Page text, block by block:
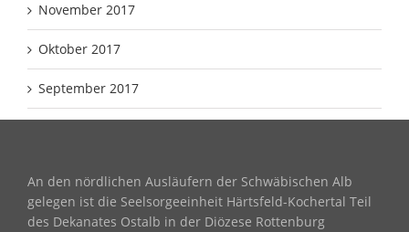
November 2017
Oktober 2017
September 2017
An den nördlichen Ausläufern der Schwäbischen Alb
gelegen ist die Seelsorgeeinheit Härtsfeld-Kochertal Teil
des Dekanates Ostalb in der Diözese Rottenburg